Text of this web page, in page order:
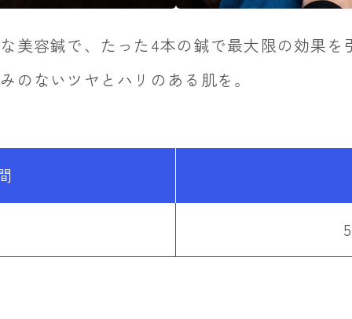
美容鍼で、たった4本の鍼で最大限の効果
のないツヤとハリのある肌を。